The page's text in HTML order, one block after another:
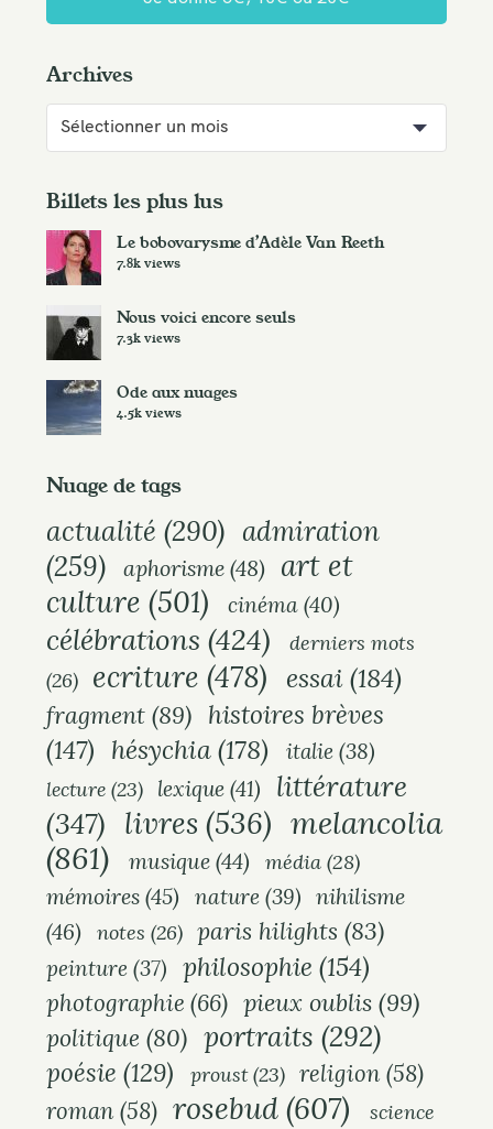
Archives
r
h
i
e
s
Billets les plus lus
Le bobovarysme d’Adèle Van Reeth
7.8k views
Nous voici encore seuls
7.3k views
Ode aux nuages
4.5k views
Nuage de tags
actualité (290) admiration
(259)
aphorisme (48) art et
culture (501) cinéma (40)
célébrations (424)
derniers mots
(26)
ecriture (478) essai (184)
fragment (89) histoires brèves
(147) hésychia (178) italie (38)
lecture (23) lexique(41)
littérature
(347) livres (536) melancolia
(861)
musique (44) média(28)
mémoires (45) nature(39) nihilisme
(46)
notes (26) paris hilights (83)
peinture (37) philosophie (154)
photographie (66) pieux oublis (99)
politique (80) portraits (292)
poésie (129) proust(23) religion (58)
roman (58) rosebud (607)
science